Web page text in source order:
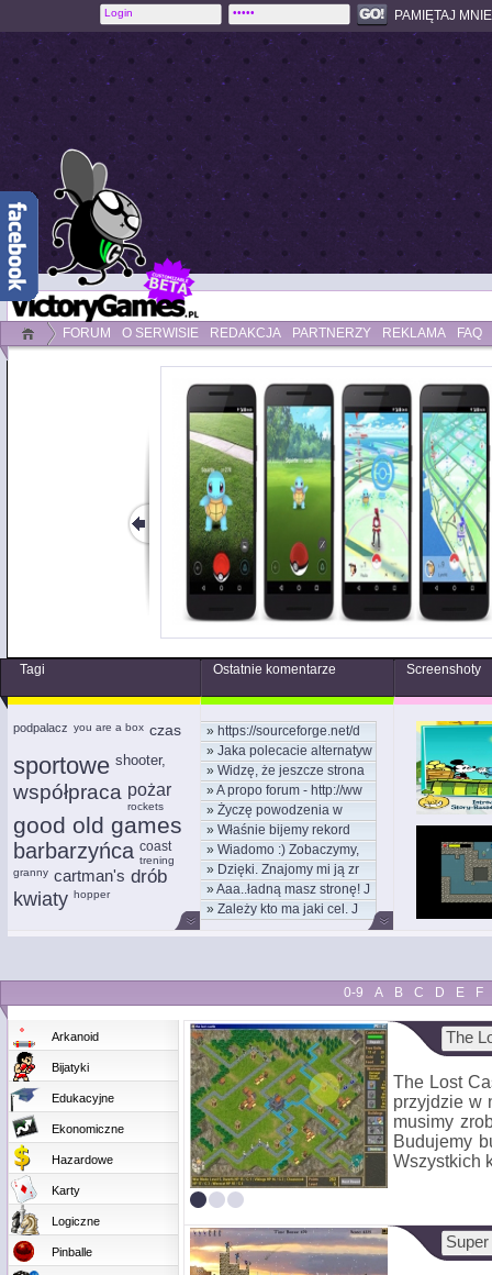
PAMIĘTAJ
FORUM O SERWISIE REDAKCJA PARTNERZY REKLAMA FAQ
Tagi Ostatnie komentarze Screenshoty
podpalacz you are a box czas
sportowe shooter,
współpraca pożar
rockets
good old games
barbarzyńca coast
trening
granny cartman's drób
kwiaty hopper
» https://sourceforge.net/d
» Jaka polecacie alternatyw
» Widzę, że jeszcze strona
»A propo forum - http://ww
» Życzę powodzenia w
nowym
» Właśnie bijemy rekord
kom
» Wiadomo :) Zobaczymy,
moż
» Dzięki. Znajomy mi ją zr
»Aaa..ładną masz stronę! J
» Zależy kto ma jaki cel. J
0-9 A B C D E F
Arkanoid
Bijatyki
Edukacyjne
Ekonomiczne
Hazardowe
Karty
Logiczne
Pinballe
The
The Lost
przyjdzie w
musimy
Budujemy
Wszystkich